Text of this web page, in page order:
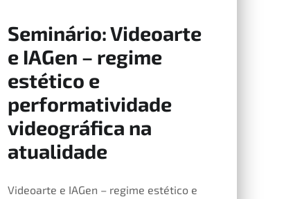
Seminário: Videoarte
e IAGen – regime
estético e
performatividade
videográfica na
atualidade
Videoarte e IAGen – regime estético e
14 de Maio, 2026